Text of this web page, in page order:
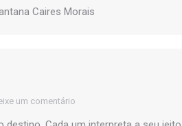
Caires Morais
um comentário